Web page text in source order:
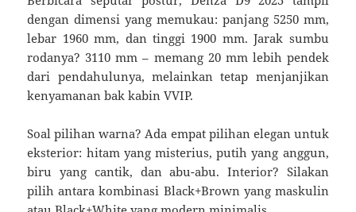
dengan dimensi yang memukau: panjang 5250 mm,
lebar 1960 mm, dan tinggi 1900 mm. Jarak sumbu
rodanya? 3110 mm – memang 20 mm lebih pendek
dari pendahulunya, melainkan tetap menjanjikan
kenyamanan bak kabin VVIP.
Soal pilihan warna? Ada empat pilihan elegan untuk
eksterior: hitam yang misterius, putih yang anggun,
biru yang cantik, dan abu-abu. Interior? Silakan
pilih antara kombinasi Black+Brown yang maskulin